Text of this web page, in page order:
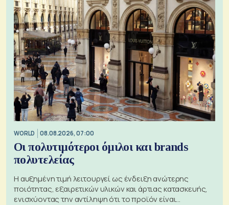
WORLD 08.08.2026, 07:00
Οι πολυτιμότεροι όμιλοι και brands
πολυτελείας
Η αυξημένη τιμή λειτουργεί ως ένδειξη ανώτερης
ποιότητας, εξαιρετικών υλικών και άρτιας κατασκευής,
ενισχύοντας την αντίληψη ότι το προϊόν είναι